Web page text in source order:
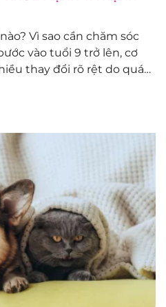
Vì sao cần chăm sóc
vào tuổi 9 trở lên, cơ
thay đổi rõ rệt do quá